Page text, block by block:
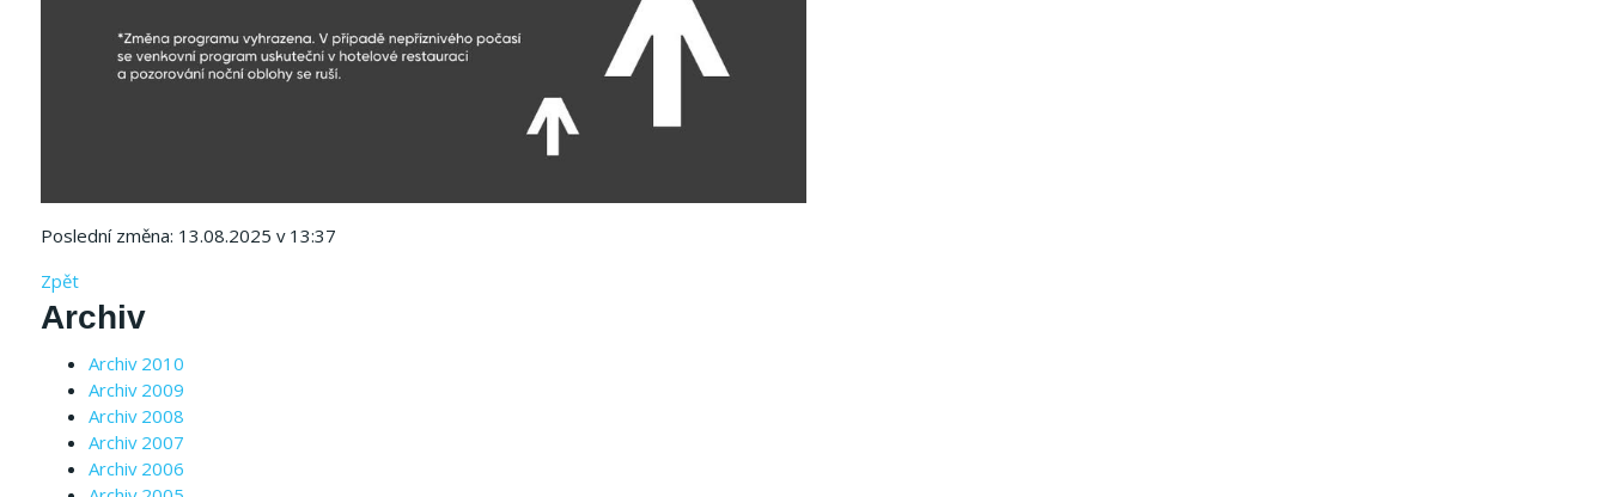
Poslední změna: 13.08.2025 v 13:37
Zpět
Archiv
Archiv 2010
Archiv 2009
Archiv 2008
Archiv 2007
Archiv 2006